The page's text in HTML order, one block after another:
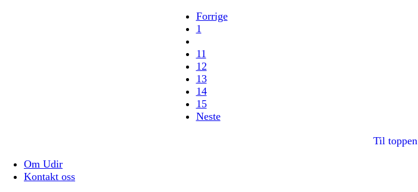
Forrige
1
11
12
13
14
15
Neste
Til toppen
Om Udir
Kontakt oss